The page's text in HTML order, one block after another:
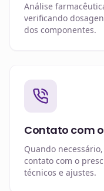
Análise
verificando
dos componentes.
Contato com
Quando
contato com o
técnicos e ajustes.